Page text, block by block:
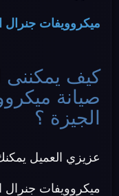
ميكروويفات جنرال
كيف يمكننى
صيانة
الجيزة ؟
عزيزي العميل
ميكروويفات جنرال